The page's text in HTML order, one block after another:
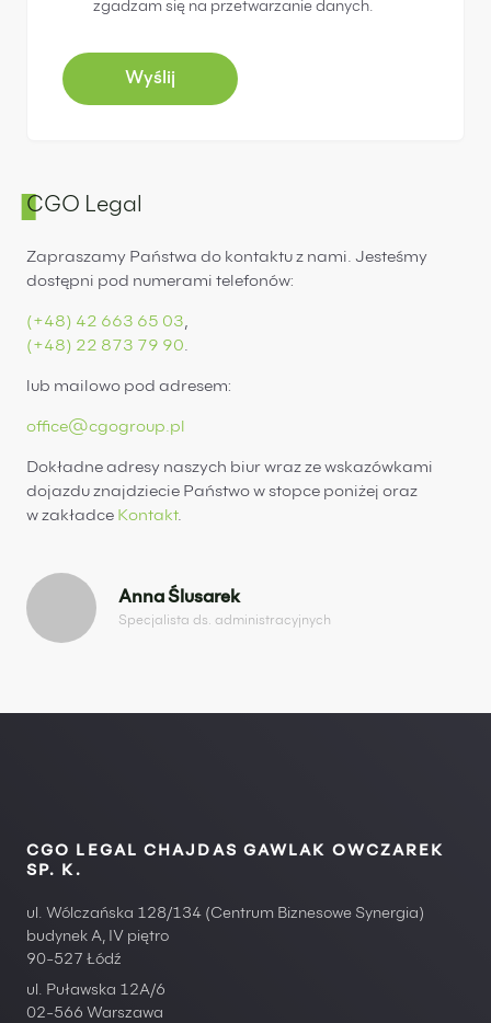
zgadzam się na przetwarzanie danych.
CGO Legal
Zapraszamy Państwa do kontaktu z nami. Jesteśmy
dostępni pod numerami telefonów:
(+48) 42 663 65 03,
(+48) 22 873 79 90.
lub mailowo pod adresem:
office@cgogroup.pl
Dokładne adresy naszych biur wraz ze wskazówkami
dojazdu znajdziecie Państwo w stopce poniżej oraz
w zakładce Kontakt.
Anna Ślusarek
Specjalista ds. administracyjnych
CGO LEGAL CHAJDAS GAWLAK OWCZAREK
SP. K.
ul. Wólczańska 128/134 (Centrum Biznesowe Synergia)
budynek A, IV piętro
90-527 Łódź
ul. Puławska 12A/6
02-566 Warszawa